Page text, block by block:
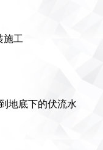
施工
地底下的伏流水